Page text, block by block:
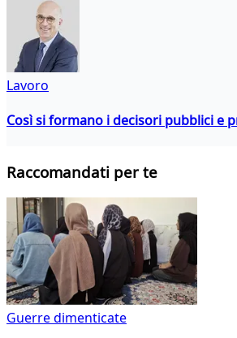
Lavoro
Così si formano i decisori pubblici e
Raccomandati per te
Guerre dimenticate